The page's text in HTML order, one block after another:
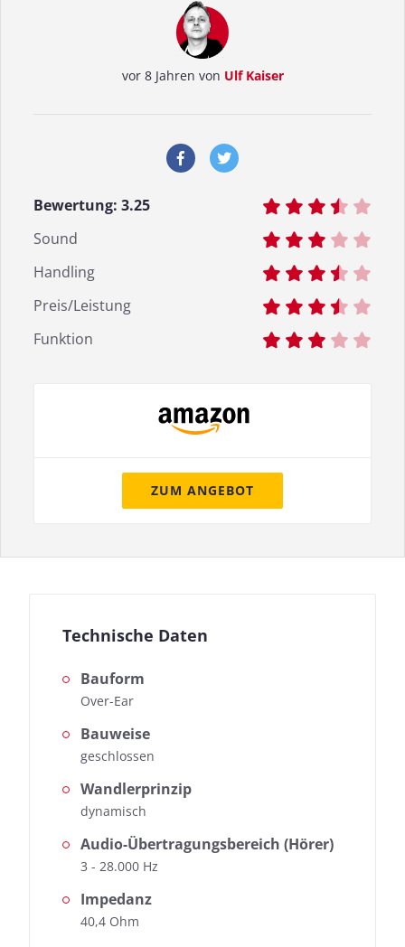
vor 8 Jahren von Ulf Kaiser
Bewertung: 3.25
Sound
Handling
Preis/Leistung
Funktion
ZUM ANGEBOT
Technische Daten
Bauform
Over-Ear
Bauweise
geschlossen
Wandlerprinzip
dynamisch
Audio-Übertragungsbereich (Hörer)
3 - 28.000 Hz
Impedanz
40,4 Ohm